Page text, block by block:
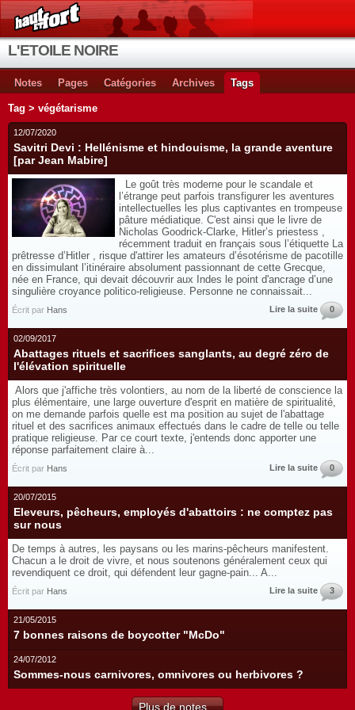
L'ETOILE NOIRE
Notes Pages Catégories Archives Tags
Tag > végétarisme
12/07/2020
Savitri Devi : Hellénisme et hindouisme, la grande aventure
[par Jean Mabire]
Le goût très moderne pour le scandale et
l’étrange peut parfois transfigurer les aventures
intellectuelles les plus captivantes en trompeuse
pâture médiatique. C'est ainsi que le livre de
Nicholas Goodrick-Clarke, Hitler’s priestess ,
récemment traduit en français sous l’étiquette La
prêtresse d’Hitler , risque d'attirer les amateurs d’ésotérisme de pacotille
en dissimulant l’itinéraire absolument passionnant de cette Grecque,
née en France, qui devait découvrir aux Indes le point d'ancrage d’une
singulière croyance politico-religieuse. Personne ne connaissait...
Écrit par Hans Lire la suite 0
02/09/2017
Abattages rituels et sacrifices sanglants, au degré zéro de
l'élévation spirituelle
Alors que j'affiche très volontiers, au nom de la liberté de conscience la
plus élémentaire, une large ouverture d'esprit en matière de spiritualité,
on me demande parfois quelle est ma position au sujet de l'abattage
rituel et des sacrifices animaux effectués dans le cadre de telle ou telle
pratique religieuse. Par ce court texte, j'entends donc apporter une
réponse parfaitement claire à...
Écrit par Hans Lire la suite 0
20/07/2015
Eleveurs, pêcheurs, employés d'abattoirs : ne comptez pas
sur nous
De temps à autres, les paysans ou les marins-pêcheurs manifestent.
Chacun a le droit de vivre, et nous soutenons généralement ceux qui
revendiquent ce droit, qui défendent leur gagne-pain... A...
Écrit par Hans Lire la suite 3
21/05/2015
7 bonnes raisons de boycotter "McDo"
24/07/2012
Sommes-nous carnivores, omnivores ou herbivores ?
Plus de notes...